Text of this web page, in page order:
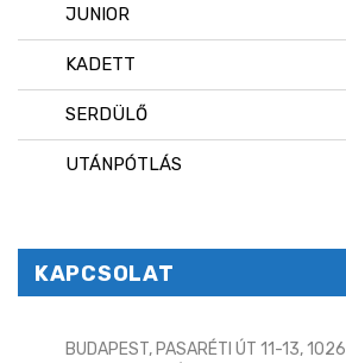
JUNIOR
KADETT
SERDÜLŐ
UTÁNPÓTLÁS
KAPCSOLAT
BUDAPEST, PASARÉTI ÚT 11-13, 1026